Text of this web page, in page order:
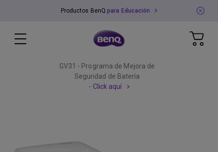
Productos BenQ para Educación
GV31 - Programa de Mejora de
Seguridad de Batería
- Click aquí